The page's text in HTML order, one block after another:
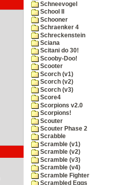
Schneevogel
School II
Schooner
Schraenker 4
Schreckenstein
Sciana
Scitani do 30!
Scooby-Doo!
Scooter
Scorch (v1)
Scorch (v2)
Scorch (v3)
Score4
Scorpions v2.0
Scorpions!
Scouter
Scouter Phase 2
Scrabble
Scramble (v1)
Scramble (v2)
Scramble (v3)
Scramble (v4)
Scramble Fighter
Scrambled Eggs